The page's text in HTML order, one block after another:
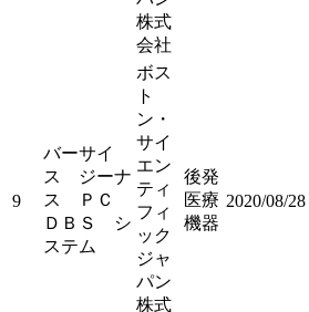
株式
会社
9
バーサイ
ス ジーナ
ス ＰＣ
ＤＢＳ シ
ステム
ボス
ト
ン・
サイ
エン
ティ
フィ
ック
ジャ
パン
株式
後発
医療
機器
2020/08/28